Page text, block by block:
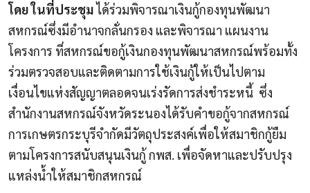
โดย ในที่ประชุมได้ร่วมพิจารณาเงินกู้กองทุนพัฒนา
สหกรณ์ซึ่งมีอำนาจกลั่นกรอง และพิจารณา แผนงาน
โครงการ ที่สหกรณ์ขอกู้เงินกองทุนพัฒนาสหกรณ์พร้อมทั้ง
ร่วมตรวจสอบและติดตามการใช้เงินกู้ให้เป็นไปตาม
เงื่อนไขแห่งสัญญาตลอดจนเร่งรัดการส่งชำระหนี้ ซึ่ง
สำนักงานสหกรณ์จังหวัดระนองได้รับคำขอกู้จากสหกรณ์
การเกษตรกระบุรีจำกัดมีวัตถุประสงค์เพื่อให้สมาชิกกู้ยืม
ตามโครงการสนับสนุนเงินกู้ กพส. เพื่อจัดหาและปรับปรุง
แหล่งน้ำให้สมาชิกสหกรณ์